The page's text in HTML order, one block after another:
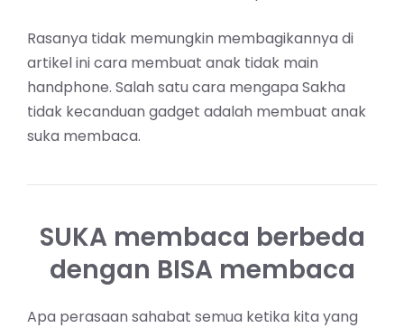
Rasanya tidak memungkin membagikannya di
artikel ini cara membuat anak tidak main
handphone. Salah satu cara mengapa Sakha
tidak kecanduan gadget adalah membuat anak
suka membaca.
SUKA membaca berbeda
dengan BISA membaca
Apa perasaan sahabat semua ketika kita yang